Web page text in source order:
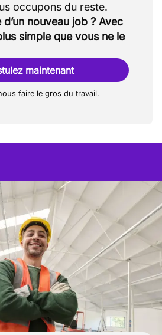
nouveau job ? Avec
simple que vous ne le
maintenant
faire le gros du travail.